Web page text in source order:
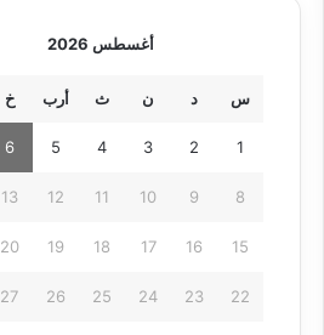
أغسطس 2026
س د ن ث أرب خ
1
2
3
4
5
6
8
9
10
11
12
13
15
16
17
18
19
20
22
23
24
25
26
27